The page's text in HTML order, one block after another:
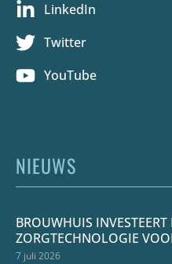
LinkedIn
Twitter
YouTube
NIEUWS
BROUWHUIS
ZORGTECHNOLOGIE
7 juli 2026